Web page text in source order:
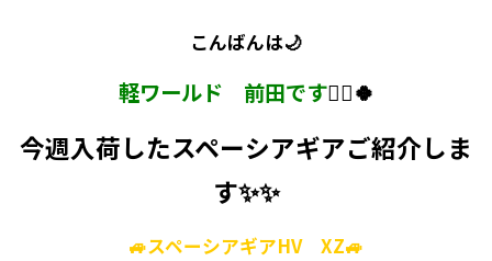
こんばんは🌙
軽ワールド 前田です💁‍♀️🍀
今週入荷したスペーシアギアご紹介しま
す✨✨
🚙スペーシアギアHV XZ🚙